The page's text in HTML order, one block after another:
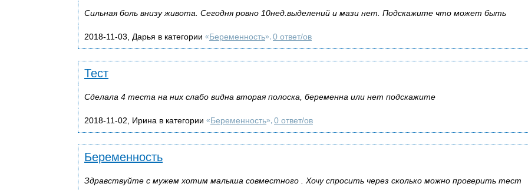
Сильная боль внизу живота. Сегодня ровно 10нед.выделений и мази нет. Подскажите что может быть
2018-11-03, Дарья в категории «Беременность», 0 ответ/ов
Тест
Сделала 4 теста на них слабо видна вторая полоска, беременна или нет подскажите
2018-11-02, Ирина в категории «Беременность», 0 ответ/ов
Беременность
Здравствуйте с мужем хотим малыша совместного . Хочу спросить через сколько можно проверить тест